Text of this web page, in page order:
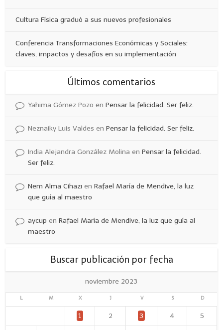
Cultura Física graduó a sus nuevos profesionales
Conferencia Transformaciones Económicas y Sociales:
claves, impactos y desafíos en su implementación
Últimos comentarios
Yahima Gómez Pozo enPensar la felicidad. Ser feliz.
Neznaiky Luis Valdes enPensar la felicidad. Ser feliz.
India Alejandra González Molina enPensar la felicidad.
Ser feliz.
Nem Alma Cihazı enRafael María de Mendive, la luz
que guía al maestro
aycup enRafael María de Mendive, la luz que guía al
maestro
Buscar publicación por fecha
noviembre 2023
L M X J V S D
1 2 3 4 5